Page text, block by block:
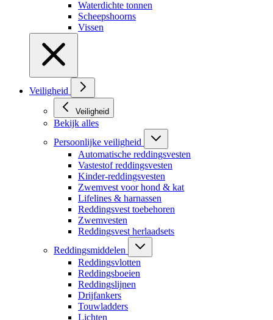
Waterdichte tonnen
Scheepshoorns
Vissen
Veiligheid
Veiligheid
Bekijk alles
Persoonlijke veiligheid
Automatische reddingsvesten
Vastestof reddingsvesten
Kinder-reddingsvesten
Zwemvest voor hond & kat
Lifelines & harnassen
Reddingsvest toebehoren
Zwemvesten
Reddingsvest herlaadsets
Reddingsmiddelen
Reddingsvlotten
Reddingsboeien
Reddingslijnen
Drijfankers
Touwladders
Lichten